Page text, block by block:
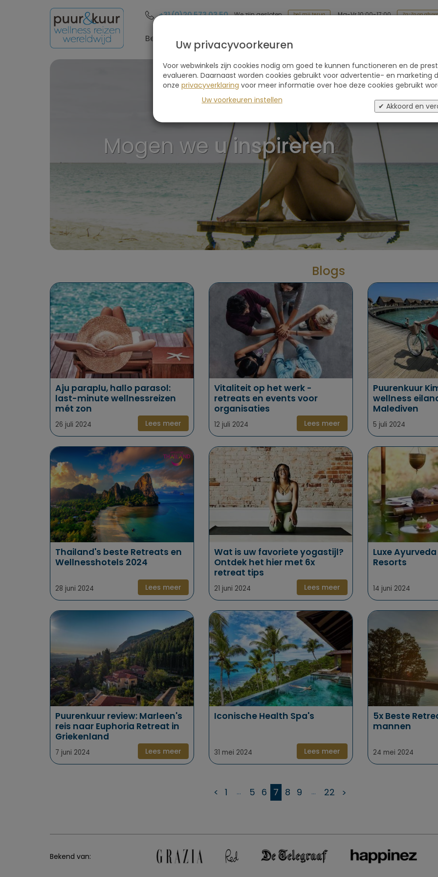
+31 (0)20 573 03 50 We zijn gesloten bel mij terug Ma-Vr 10:00-17:00 Za-Zo op
Bestemmingen Soort reis
Mogen we u inspireren
Blogs
Aju paraplu, hallo parasol:
last-minute wellnessreizen
mét zon
26 juli 2024 Lees meer
Vitaliteit op het werk -
retreats en events voor
organisaties
12 juli 2024 Lees meer
Puurenkuur
wellness
Malediven
5 juli 2024
Thailand's beste Retreats en
Wellnesshotels 2024
28 juni 2024 Lees meer
Wat is uw favoriete yogastijl?
Ontdek het hier met 6x
retreat tips
21 juni 2024 Lees meer
Luxe
Resorts
14 juni 2024
Puurenkuur review: Marleen's
reis naar Euphoria Retreat in
Griekenland
7 juni 2024 Lees meer
Iconische Health Spa's
31 mei 2024 Lees meer
5x Beste
mannen
24 mei 2024
< 1 ... 5 6 7 8 9 ... 22 >
Retreats voor
mannen
Bekend van:
Uw privacyvoorkeuren
Voor webwinkels zijn cookies nodig om goed te kunnen functioneren en de
evalueren. Daarnaast worden cookies gebruikt voor advertentie- en marketing
onze privacyverklaring voor meer informatie over hoe deze cookies gebruikt
Uw voorkeuren instellen
✔ Akkoord en